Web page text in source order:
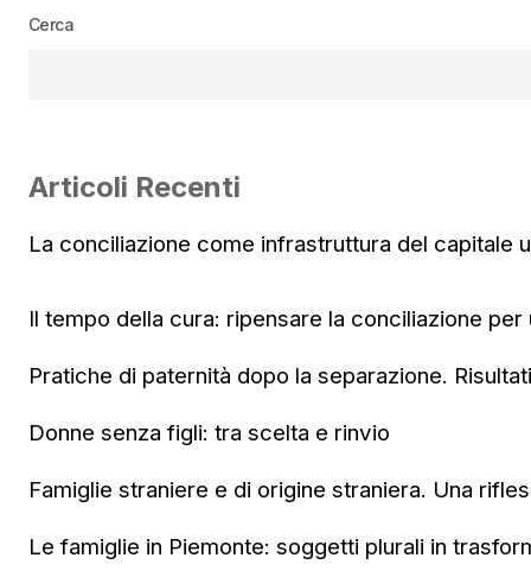
Cerca
Articoli Recenti
La conciliazione come infrastruttura del capitale
Il tempo della cura: ripensare la conciliazione per
Pratiche di paternità dopo la separazione.
Donne senza figli: tra scelta e rinvio
Famiglie straniere e di origine straniera. Una
Le famiglie in Piemonte: soggetti plurali in